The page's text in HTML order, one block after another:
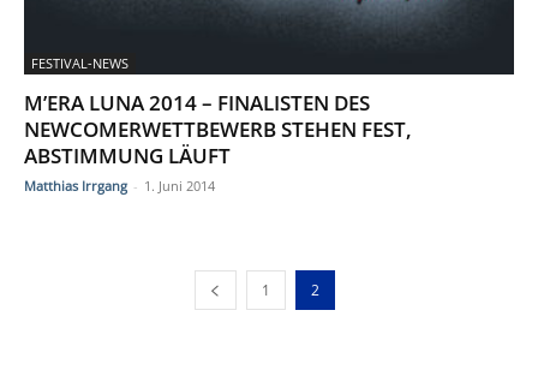
FESTIVAL-NEWS
M’ERA LUNA 2014 – FINALISTEN DES
NEWCOMERWETTBEWERB STEHEN FEST,
ABSTIMMUNG LÄUFT
Matthias Irrgang - 1. Juni 2014
1 2